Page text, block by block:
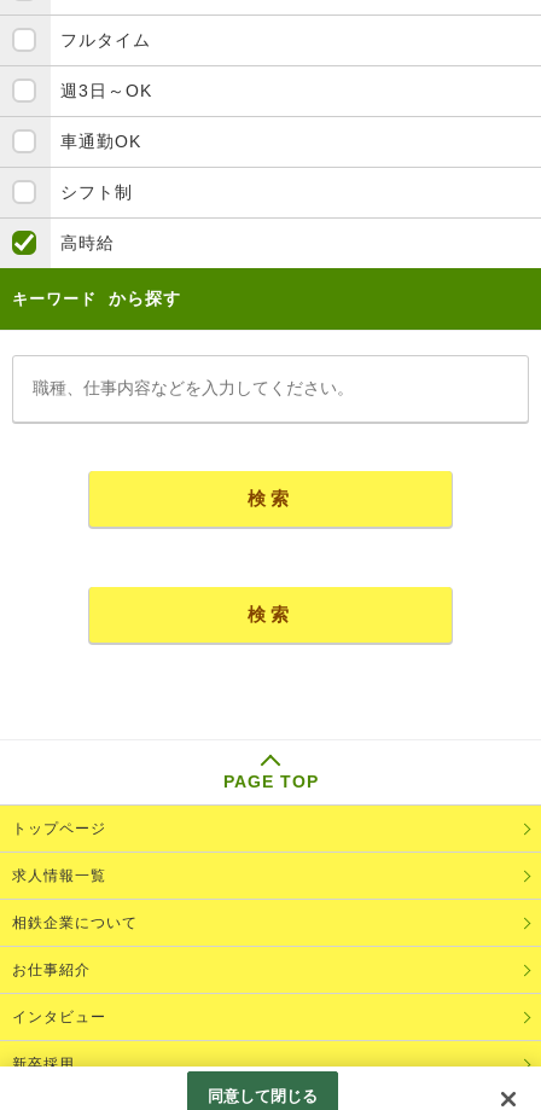
フルタイム
週3日～OK
車通勤OK
シフト制
高時給
キーワード から探す
PAGE TOP
トップページ
求人情報一覧
相鉄企業について
お仕事紹介
インタビュー
新卒採用
同意して閉じる